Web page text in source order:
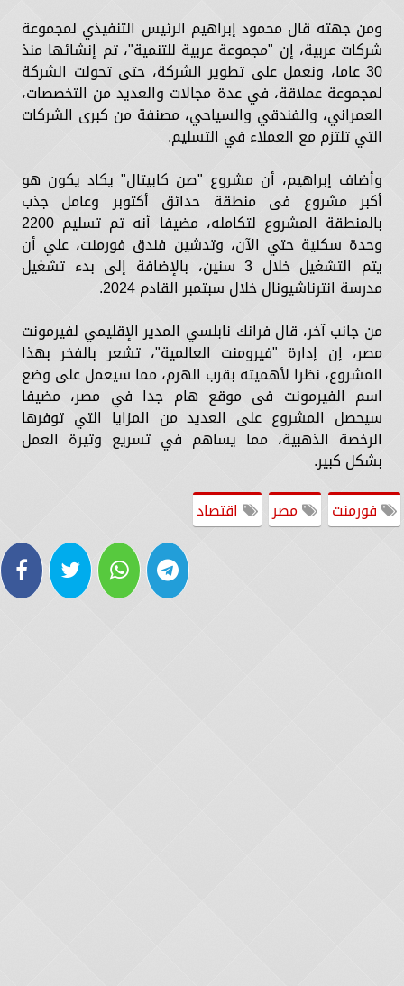
ومن جهته قال محمود إبراهيم الرئيس التنفيذي لمجموعة
شركات عربية، إن "مجموعة عربية للتنمية"، تم إنشائها منذ
30 عاما، ونعمل على تطوير الشركة، حتى تحولت الشركة
لمجموعة عملاقة، في عدة مجالات والعديد من التخصصات،
العمراني، والفندقي والسياحي، مصنفة من كبرى الشركات
التي تلتزم مع العملاء في التسليم.
وأضاف إبراهيم، أن مشروع "صن كابيتال" يكاد يكون هو
أكبر مشروع فى منطقة حدائق أكتوبر وعامل جذب
بالمنطقة المشروع لتكامله، مضيفا أنه تم تسليم 2200
وحدة سكنية حتي الآن، وتدشين فندق فورمنت، علي أن
يتم التشغيل خلال 3 سنين، بالإضافة إلى بدء تشغيل
مدرسة انترناشيونال خلال سبتمبر القادم 2024.
من جانب آخر، قال فرانك نابلسي المدير الإقليمي لفيرمونت
مصر، إن إدارة "فيرومنت العالمية"، تشعر بالفخر بهذا
المشروع، نظرا لأهميته بقرب الهرم، مما سيعمل على وضع
اسم الفيرمونت فى موقع هام جدا في مصر، مضيفا
سيحصل المشروع على العديد من المزايا التي توفرها
الرخصة الذهبية، مما يساهم في تسريع وتيرة العمل
بشكل كبير.
فورمنت
مصر اقتصاد